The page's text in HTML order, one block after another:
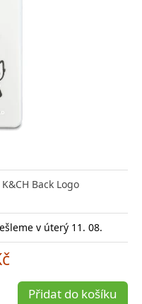
Back Logo
v úterý 11. 08.
Přidat do košíku
nabíjení 33W
11. 08.
do košíku
Síťová
-